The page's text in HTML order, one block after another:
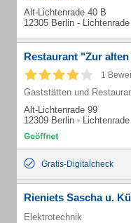
Alt-Lichtenrade 40 B
12305 Berlin - Lichtenrade
Restaurant "Zur
1
Gaststätten und
Alt-Lichtenrade 99
12309 Berlin - Lichtenrade
Gratis-Digitalcheck
Rieniets Sascha u.
Elektrotechnik